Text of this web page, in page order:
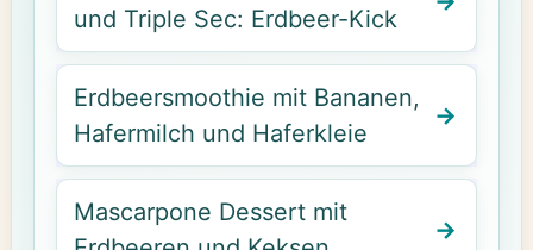
und Triple Sec: Erdbeer-Kick
Erdbeersmoothie mit Bananen,
Hafermilch und Haferkleie
Mascarpone Dessert mit